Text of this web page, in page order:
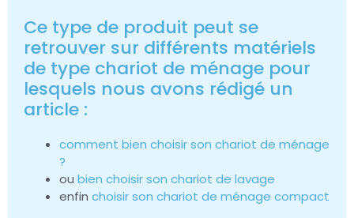
Ce type de produit peut se
retrouver sur différents matériels
de type chariot de ménage pour
lesquels nous avons rédigé un
article :
comment bien choisir son chariot de ménage
?
ou bien choisir son chariot de lavage
enfin choisir son chariot de ménage compact